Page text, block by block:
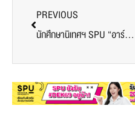
PREVIOUS
นักศึกษานิเทศฯ SPU “อาร์มมี่ รัฐพล” แจ้งเกิดซีรีส์ “Magic Move ทำนายทายรัก” ทางช่อง one31